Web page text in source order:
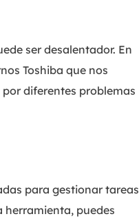
ser desalentador. En
Toshiba que nos
diferentes problemas
para gestionar tareas
herramienta, puedes